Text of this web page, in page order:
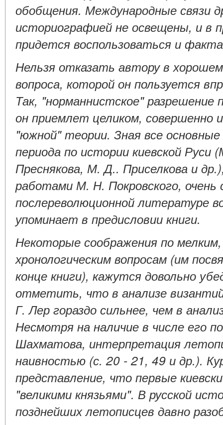
обобщения. Международные связи
историографией не освещены, и в
придется воспользоваться и
Нельзя отказать автору в
вопроса, которой он пользуется
Так, "норманнистское" разрешение
он приемлет целиком, совершенно
"южной" теории. Зная все
периода по истории киевской Руси
Преснякова, М. Д.. Приселкова и
работами М. Н. Покровского, очень
послереволюционной литературе
упоминает в предисловии книги.
Некоторые соображения по
хронологическим вопросам (им
конце книги), кажутся довольно
отметить, что в анализе
Г. Лер гораздо сильнее, чем в
Несмотря на наличие в числе его
Шахматова, интерпретация
наивностью (с. 20 - 21, 49 и др.).
представление, что первые
"великими князьями". В русской
позднейших летописцев давно